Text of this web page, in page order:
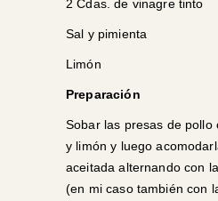
2 Cdas. de vinagre tinto
Sal y pimienta
Limón
Preparación
Sobar las presas de pollo
y limón y luego
aceitada alternando con
(en mi caso también con